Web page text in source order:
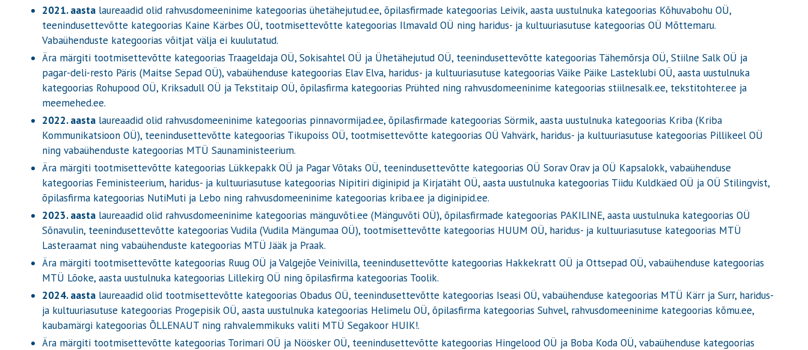
2021. aasta laureaadid olid rahvusdomeeninime kategoorias ühetähejutud.ee, õpilasfirmade kategoorias Leivik, aasta uustulnuka kategoorias Kõhuvabohu OÜ,
teenindusettevõtte kategoorias Kaine Kärbes OÜ, tootmisettevõtte kategoorias Ilmavald OÜ ning haridus- ja kultuuriasutuse kategoorias OÜ Mõttemaru.
Vabaühenduste kategoorias võitjat välja ei kuulutatud.
Ära märgiti tootmisettevõtte kategoorias Traageldaja OÜ, Sokisahtel OÜ ja Ühetähejutud OÜ, teenindusettevõtte kategoorias Tähemõrsja OÜ, Stiilne Salk OÜ ja
pagar-deli-resto Päris (Maitse Sepad OÜ), vabaühenduse kategoorias Elav Elva, haridus- ja kultuuriasutuse kategoorias Väike Päike Lasteklubi OÜ, aasta uustulnuka
kategoorias Rohupood OÜ, Kriksadull OÜ ja Tekstitaip OÜ, õpilasfirma kategoorias Prühted ning rahvusdomeeninime kategoorias stiilnesalk.ee, tekstitohter.ee ja
meemehed.ee.
2022. aasta laureaadid olid rahvusdomeeninime kategoorias pinnavormijad.ee, õpilasfirmade kategoorias Sörmik, aasta uustulnuka kategoorias Kriba (Kriba
Kommunikatsioon OÜ), teenindusettevõtte kategoorias Tikupoiss OÜ, tootmisettevõtte kategoorias OÜ Vahvärk, haridus- ja kultuuriasutuse kategoorias Pillikeel OÜ
ning vabaühenduste kategoorias MTÜ Saunaministeerium.
Ära märgiti tootmisettevõtte kategoorias Lükkepakk OÜ ja Pagar Võtaks OÜ, teenindusettevõtte kategoorias OÜ Sorav Orav ja OÜ Kapsalokk, vabaühenduse
kategoorias Feministeerium, haridus- ja kultuuriasutuse kategoorias Nipitiri diginipid ja Kirjatäht OÜ, aasta uustulnuka kategoorias Tiidu Kuldkäed OÜ ja OÜ Stilingvist,
õpilasfirma kategoorias NutiMuti ja Lebo ning rahvusdomeeninime kategoorias kriba.ee ja diginipid.ee.
2023. aasta laureaadid olid rahvusdomeeninime kategoorias mänguvõti.ee (Mänguvõti OÜ), õpilasfirmade kategoorias PAKILINE, aasta uustulnuka kategoorias OÜ
Sõnavulin, teenindusettevõtte kategoorias Vudila (Vudila Mängumaa OÜ), tootmisettevõtte kategoorias HUUM OÜ, haridus- ja kultuuriasutuse kategoorias MTÜ
Lasteraamat ning vabaühenduste kategoorias MTÜ Jääk ja Praak.
Ära märgiti tootmisettevõtte kategoorias Ruug OÜ ja Valgejõe Veinivilla, teenindusettevõtte kategoorias Hakkekratt OÜ ja Ottsepad OÜ, vabaühenduse kategoorias
MTÜ Lõoke, aasta uustulnuka kategoorias Lillekirg OÜ ning õpilasfirma kategoorias Toolik.
2024. aasta laureaadid olid tootmisettevõtte kategoorias Obadus OÜ, teenindusettevõtte kategoorias Iseasi OÜ, vabaühenduse kategoorias MTÜ Kärr ja Surr, haridus-
ja kultuuriasutuse kategoorias Progepisik OÜ, aasta uustulnuka kategoorias Helimelu OÜ, õpilasfirma kategoorias Suhvel, rahvusdomeeninime kategoorias kõmu.ee,
kaubamärgi kategoorias ÕLLENAUT ning rahvalemmikuks valiti MTÜ Segakoor HUIK!.
Ära märgiti tootmisettevõtte kategoorias Torimari OÜ ja Nöösker OÜ, teenindusettevõtte kategoorias Hingelood OÜ ja Boba Koda OÜ, vabaühenduse kategoorias